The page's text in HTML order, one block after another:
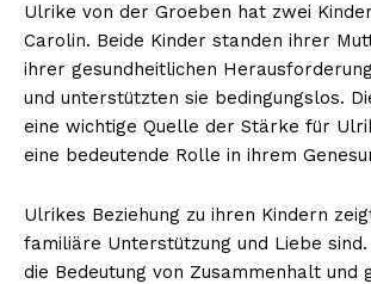
Ulrike von der Groeben hat zwei
Carolin. Beide Kinder standen ihrer
ihrer gesundheitlichen
und unterstützten sie bedingungslos.
eine wichtige Quelle der Stärke für
eine bedeutende Rolle in ihrem
Ulrikes Beziehung zu ihren Kindern
familiäre Unterstützung und Liebe
die Bedeutung von Zusammenhalt und